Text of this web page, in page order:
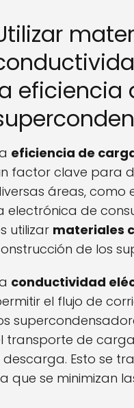
eficiencia
eficiencia de
factor clave para
áreas, como
electrónica de
utilizar materiales
de los
conductividad
el flujo de
transporte de
descarga. Esto se
que se minimizan